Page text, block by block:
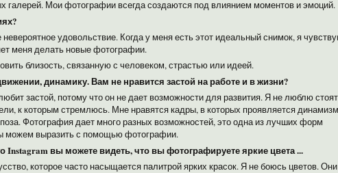
галерей. Мои фотографии всегда создаются под влиянием моментов и эмоций.
удовольствие. Когда у меня есть этот идеальный снимок, я
меня делать новые фотографии.
близость, связанную с человеком, страстью или идеей.
динамику.Вам не нравится застой на работе и в жизни?
застой, потому что он не дает возможности для развития. Я не люблю
к которым стремлюсь. Мне нравятся кадры, в которых проявляется
Фотография дает много разных возможностей, это одна из лучших форм
можем выразить с помощью фотографии.
Instagram вы можете видеть, что вы фотографируете яркие цвета ...
которое часто насыщается палитрой ярких красок. Я не боюсь цветов. Они